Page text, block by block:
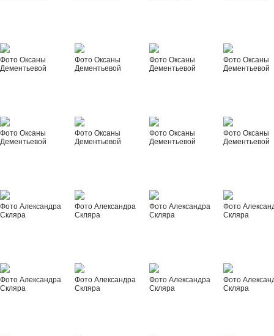
Фото Оксаны
Дементьевой
Фото Оксаны
Дементьевой
Фото Оксаны
Дементьевой
Фото Оксаны
Дементьевой
Фото Оксаны
Дементьевой
Фото Оксаны
Дементьевой
Фото Оксаны
Дементьевой
Фото Оксаны
Дементьевой
Фото Александра
Скляра
Фото Александра
Скляра
Фото Александра
Скляра
Фото
Скляра
Фото Александра
Скляра
Фото Александра
Скляра
Фото Александра
Скляра
Фото
Скляра